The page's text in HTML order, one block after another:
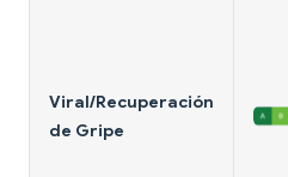
Viral/Recuperación
de Gripe